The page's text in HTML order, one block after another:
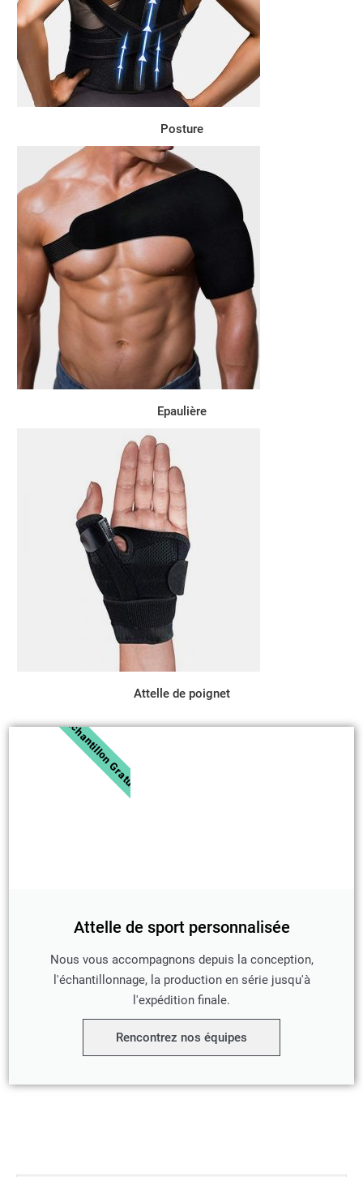
Posture
Epaulière
Attelle de poignet
Attelle de sport personnalisée
Nous vous accompagnons depuis la conception,
l'échantillonnage, la production en série jusqu'à
l'expédition finale.
Rencontrez nos équipes
Échantillon Gratuit